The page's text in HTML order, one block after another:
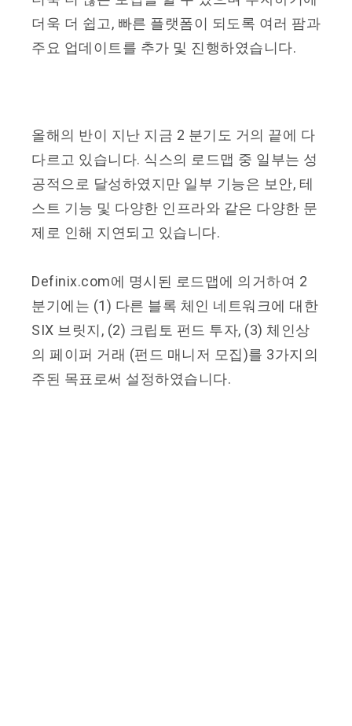
더욱 더 쉽고 , 빠른 플랫폼이 되도록 여러 팜과
주요 업데이트를 추가 및 진행하였습니다.
올해의 반이 지난 지금 2 분기도 거의 끝에 다
다르고 있습니다. 식스의 로드맵 중 일부는 성
공적으로 달성하였지만 일부 기능은 보안, 테
스트 기능 및 다양한 인프라와 같은 다양한 문
제로 인해 지연되고 있습니다.
Definix.com에 명시된 로드맵에 의거하여 2
분기에는 (1) 다른 블록 체인 네트워크에 대한
SIX 브릿지 , (2) 크립토 펀드 투자, (3) 체인상
의 페이퍼 거래 (펀드 매니저 모집)를 3가지의
주된 목표로써 설정하였습니다.